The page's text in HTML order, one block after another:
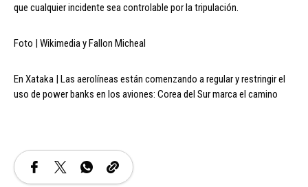
que cualquier incidente sea controlable por la tripulación.
Foto | Wikimedia y Fallon Micheal
En Xataka | Las aerolíneas están comenzando a regular y restringir el
uso de power banks en los aviones: Corea del Sur marca el camino